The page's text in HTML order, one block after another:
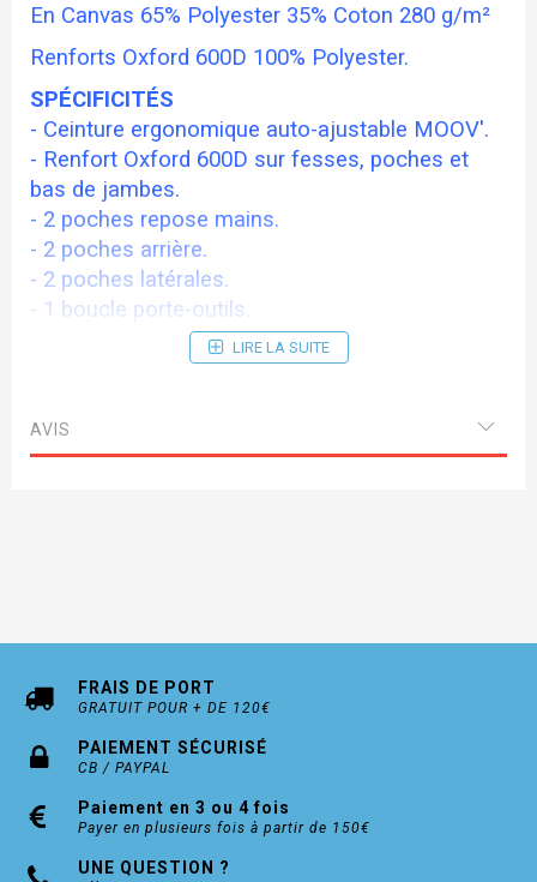
En Canvas 65% Polyester 35% Coton 280 g/m²
Renforts Oxford 600D 100% Polyester.
SPÉCIFICITÉS
- Ceinture ergonomique auto-ajustable MOOV'.
- Renfort Oxford 600D sur fesses, poches et
bas de jambes.
- 2 poches repose mains.
- 2 poches arrière.
- 2 poches latérales.
- 1 boucle porte-outils.
- 1 poche mètre.
- 1 poche stylos.
- Ourlet 2 longueurs.
LIRE LA SUITE
AVIS
FRAIS DE PORT
GRATUIT POUR + DE 120€
PAIEMENT SÉCURISÉ
CB / PAYPAL
Paiement en 3 ou 4 fois
Payer en plusieurs fois à partir de 150€
UNE QUESTION ?